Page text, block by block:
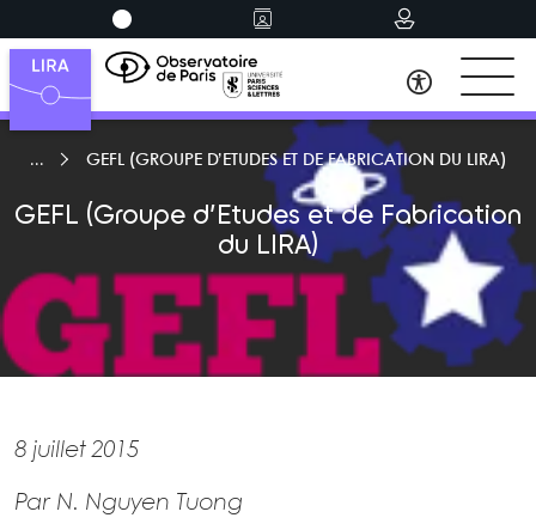
GEFL (GROUPE D’ETUDES ET DE FABRICATION DU LIRA)
GEFL (Groupe d’Etudes et de Fabrication
du LIRA)
8 juillet 2015
Par N. Nguyen Tuong